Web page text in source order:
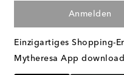
Anmelden
Einzigartiges Shopping-
Mytheresa App